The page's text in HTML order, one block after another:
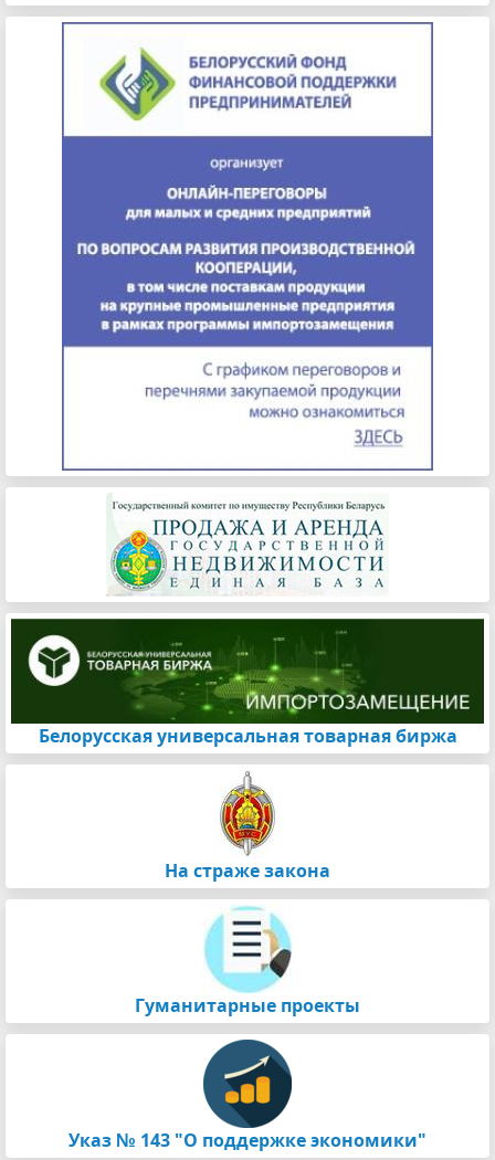
Белорусская универсальная товарная биржа
На страже закона
Гуманитарные проекты
Указ № 143 "О поддержке экономики"